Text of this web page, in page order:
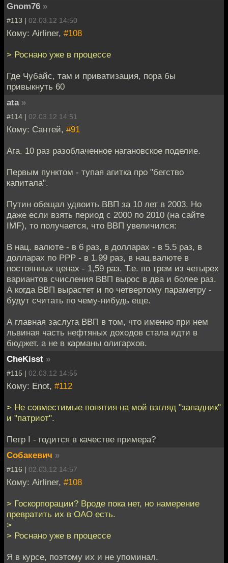
Gnom76 »
#113 | 02.03.12 14:50
Кому: Airliner, #108
> Роснано уже в процессе
Где Чубайс, там и приватизация, пора бы
привыкнуть 60
ata »
#114 | 02.03.12 14:51
Кому: Сантей, #91
Ага. 10 раз разоблаченное нагановское поделие.
Первым пунктом - тупая агитка про "бегство
капитала".
Путин обещал удвоить ВВП за 10 лет в 2003. Но
даже если взять период с 2000 по 2010 (на сайте
IMF), то получается, что ВВП увеличился:
В нац. валюте - в 6 раз, в долларах - в 5.5 раз, в
долларах по PPP - в 1.99 раз, в нац.валюте в
постоянных ценах - 1,59 раз. Т.е. по трем из четырех
вариантов счисления ВВП вырос в два и более раз.
А когда ВВП вырастет и по четвертому параметру -
будут считать по чему-нибудь еще.
А главная заслуга ВВП в том, что именно при нем
львиная часть нефтяных доходов стала идти в
бюджет. а не в карманы олигархов.
CheKisst »
#115 | 02.03.12 14:55
Кому: Enot, #112
> Не совместимые понятия на мой взгляд "западник"
и "патриот".
Петр I - годится в качестве примера?
Собакевич »
#116 | 02.03.12 14:57
Кому: Airliner, #108
> Госкорпорации? Вроде пока нет, но намерение
превратить их в ОАО есть.
>
> Роснано уже в процессе
Я в курсе, поэтому их и не упоминал.